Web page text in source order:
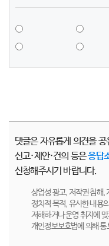
댓글은 자유롭게 의견을
신고·제안·건의 등은응답
신청해주시기 바랍니다.
상업성 광고, 저작권 침해,
정치적 목적, 유사한 내용
저해하거나 운영 취지에
개인정보보호법에 의해